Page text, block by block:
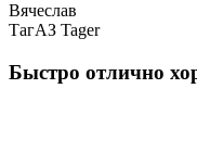
Вячеслав
ТагАЗ Tager
Быстро отлично